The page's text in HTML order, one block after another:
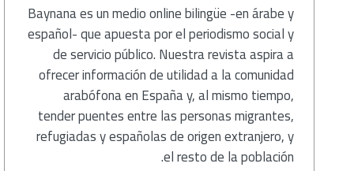
Baynana es un medio online bilingüe -en árabe y
español- que apuesta por el periodismo social y
de servicio público. Nuestra revista aspira a
ofrecer información de utilidad a la comunidad
arabófona en España y, al mismo tiempo,
tender puentes entre las personas migrantes,
refugiadas y españolas de origen extranjero, y
el resto de la población.